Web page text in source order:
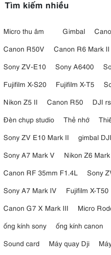
Tìm kiếm nhiều
Micro thu âm Gimbal
Canon R50V
Canon R6 Mark II
Sony ZV-E10
Sony A6400
Fujifilm X-S20
Fujifilm X-T5
Nikon Z5 II
Canon R50 DJI
Đèn chụp studio
Thẻ nhớ
Sony ZV E10 Mark II
gimbal DJI
Sony A7 Mark V
Nikon Z6
Canon RF 35mm F1.4L
Sony
Sony A7 Mark IV
Fujifilm X-T50
Canon G7 X Mark III
Micro
ống kính sony
ống kính canon
Sound card
Máy quay Dji